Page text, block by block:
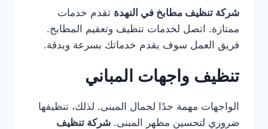
شركة تنظيف مطابخ في النهدة تقدم خدمات
ممتازة. اتصل لخدمات تنظيف وتعقيم المطابخ.
فريق العمل سوف يقدم خدماتك بسرعة وبدقة.
تنظيف واجهات المباني
الواجهات مهمة جدًا لجمال المبنى. لذلك، تنظيفها
ضروري لتحسين مظهر المبنى. شركة تنظيف